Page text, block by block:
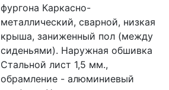
фургона Каркасно-
металлический, сварной, низкая
крыша, заниженный пол (между
сиденьями). Наружная обшивка
Стальной лист 1,5 мм.,
обрамление - алюминиевый